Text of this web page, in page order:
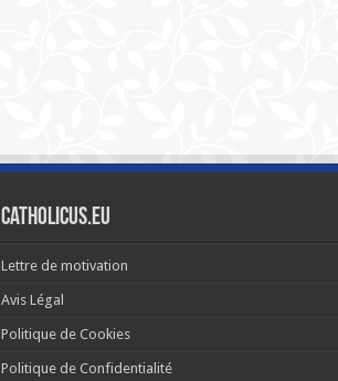
Catholicus.eu
Lettre de motivation
Avis Légal
Politique de Cookies
Politique de Confidentialité